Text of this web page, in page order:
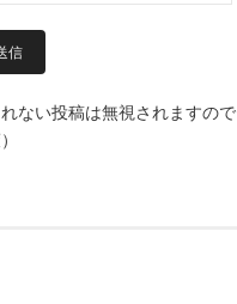
ない投稿は無視されますので